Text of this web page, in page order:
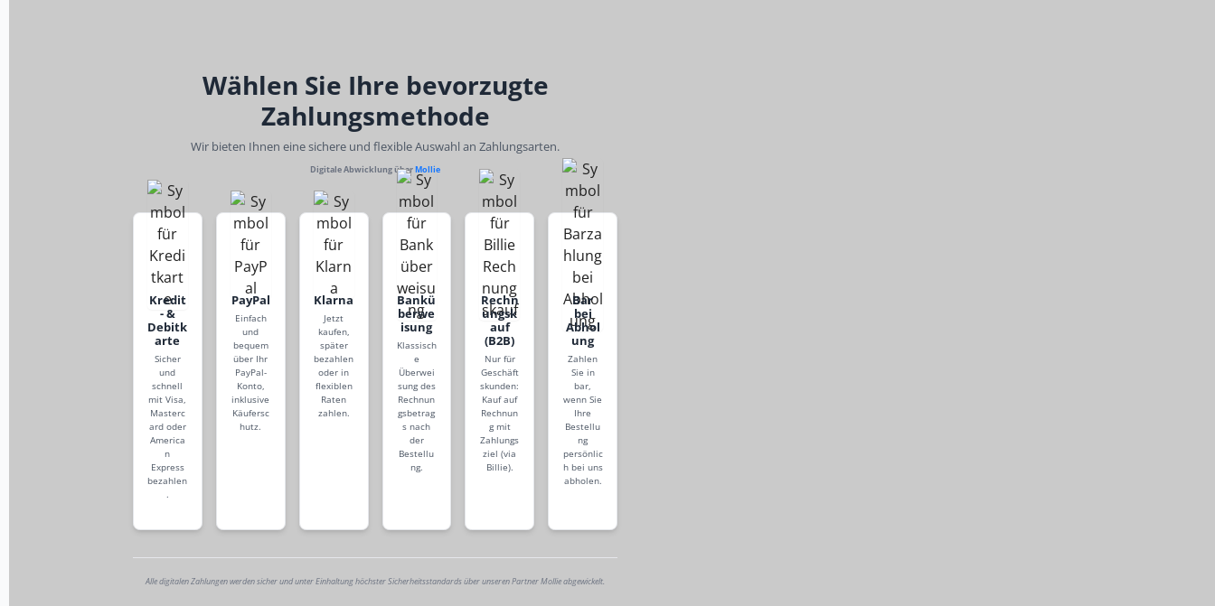
Wählen Sie Ihre bevorzugte
Zahlungsmethode
Wir bieten Ihnen eine sichere und flexible Auswahl an Zahlungsarten.
Digitale Abwicklung überMollie
Kredit
- &
Debitk
arte
Sicher
und
schnell
mit Visa,
Masterc
ard oder
America
n
Express
bezahlen
.
PayPal
Einfach
und
bequem
über Ihr
PayPal-
Konto,
inklusive
Käufersc
hutz.
Klarna
Jetzt
kaufen,
später
bezahlen
oder in
flexiblen
Raten
zahlen.
Bankü
berwe
isung
Klassisch
e
Überwei
sung des
Rechnun
gsbetrag
s nach
der
Bestellu
ng.
Rechn
ungsk
auf
(B2B)
Nur für
Geschäft
skunden:
Kauf auf
Rechnun
g mit
Zahlungs
ziel (via
Billie).
Bar
bei
Abhol
ung
Zahlen
Sie in
bar,
wenn Sie
Ihre
Bestellu
ng
persönlic
h bei uns
abholen.
Alle digitalen Zahlungen werden sicher und unter Einhaltung höchster Sicherheitsstandards über unseren Partner Mollie abgewickelt.